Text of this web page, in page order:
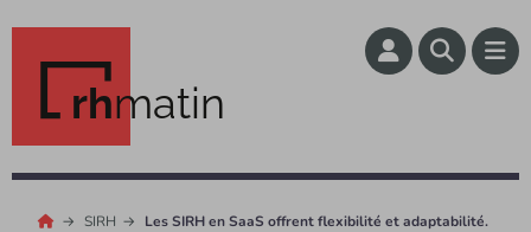
rhmatin
SIRH Les SIRH en SaaS offrent flexibilité et adaptabilité.